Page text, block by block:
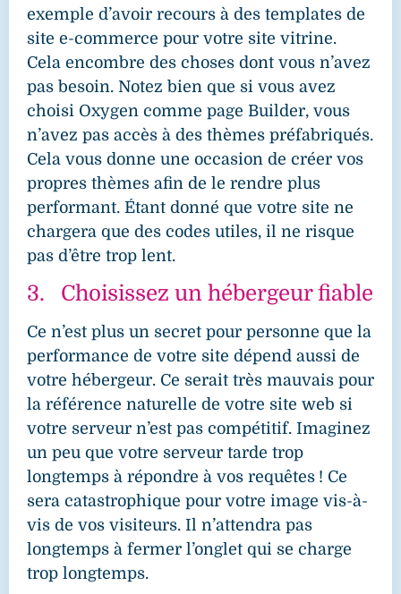
exemple d’avoir recours à des templates de
site e-commerce pour votre site vitrine.
Cela encombre des choses dont vous n’avez
pas besoin. Notez bien que si vous avez
choisi Oxygen comme page Builder, vous
n’avez pas accès à des thèmes préfabriqués.
Cela vous donne une occasion de créer vos
propres thèmes afin de le rendre plus
performant. Étant donné que votre site ne
chargera que des codes utiles, il ne risque
pas d’être trop lent.
3. Choisissez un hébergeur fiable
Ce n’est plus un secret pour personne que la
performance de votre site dépend aussi de
votre hébergeur. Ce serait très mauvais pour
la référence naturelle de votre site web si
votre serveur n’est pas compétitif. Imaginez
un peu que votre serveur tarde trop
longtemps à répondre à vos requêtes ! Ce
sera catastrophique pour votre image vis-à-
vis de vos visiteurs. Il n’attendra pas
longtemps à fermer l’onglet qui se charge
trop longtemps.